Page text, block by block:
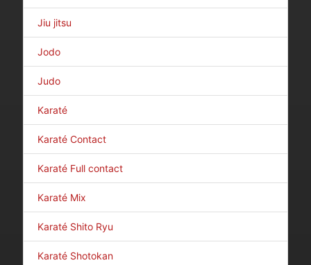
Jiu jitsu
Jodo
Judo
Karaté
Karaté Contact
Karaté Full contact
Karaté Mix
Karaté Shito Ryu
Karaté Shotokan